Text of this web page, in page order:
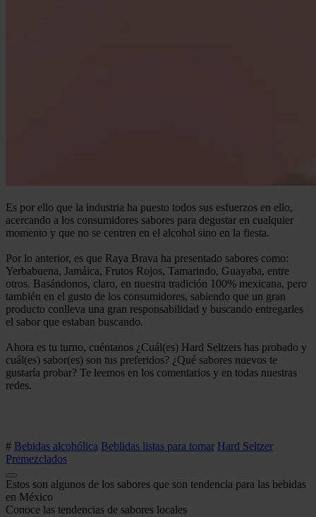
Es por ello que la industria ha puesto todos sus esfuerzos en ello,
acercando a los consumidores sabores para degustar en cualquier
momento y que no se centren en el alcohol sino en la fiesta.
Por lo anterior, es que Raya Brava ha presentado sabores como:
Yerbabuena, Jamáica, Frutos Rojos, Tamarindo, Guayaba, entre
otros. Basándonos, claro, en nuestra tradición 100% mexicana, pero
también en el gusto de los consumidores, sabiendo que un gran
producto conlleva una gran responsabilidad y buscando entregarles
el sabor que estaban buscando.
Ahora es tu turno, cuéntanos ¿Cuál(es) Hard Seltzers has probado y
cuál(es) sabor(es) son tus preferidos? ¿Qué sabores nuevos te
gustaría probar? Te leemos en los comentarios y en todas nuestras
redes.
# Bebidas alcohólica Beblidas listas para tomar Hard Seltzer
Premezclados
Estos son algunos de los sabores que son tendencia para las bebidas
en México
Conoce las tendencias de sabores locales